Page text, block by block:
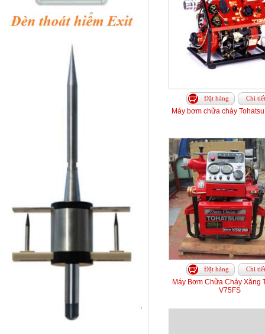
Đặt hàng Chi tiết
Máy bơm chữa cháy
Đặt hàng Chi tiết
Máy Bơm Chữa Cháy Xăng
V75FS